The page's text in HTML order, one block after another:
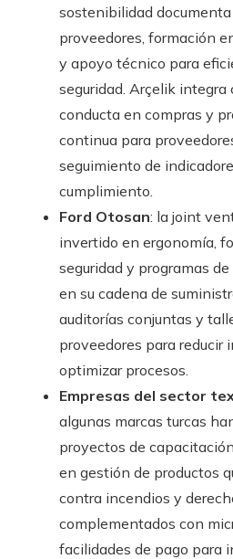
sostenibilidad
proveedores, formación
y apoyo técnico para
seguridad. Arçelik integra
conducta en compras y
continua para
seguimiento de
cumplimiento.
Ford Otosan: la joint
invertido en ergonomía,
seguridad y programas
en su cadena de
auditorías conjuntas y
proveedores para reducir
optimizar procesos.
Empresas del sector
algunas marcas turcas
proyectos de
en gestión de productos
contra incendios y
complementados con
facilidades de pago para